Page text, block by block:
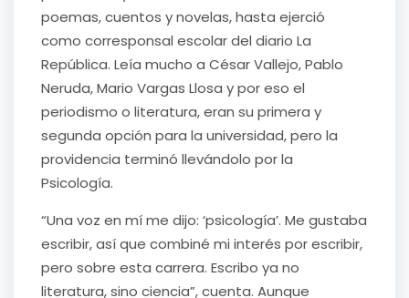
poemas, cuentos y novelas, hasta ejerció
como corresponsal escolar del diario La
República. Leía mucho a César Vallejo, Pablo
Neruda, Mario Vargas Llosa y por eso el
periodismo o literatura, eran su primera y
segunda opción para la universidad, pero la
providencia terminó llevándolo por la
Psicología.
“Una voz en mí me dijo: ‘psicología’. Me gustaba
escribir, así que combiné mi interés por escribir,
pero sobre esta carrera. Escribo ya no
literatura, sino ciencia”, cuenta. Aunque